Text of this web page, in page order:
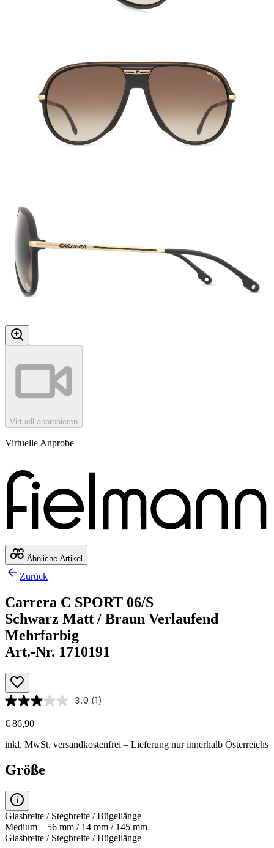
Virtuell anprobieren
Virtuelle Anprobe
Ähnliche Artikel
Zurück
Carrera C SPORT 06/S
Schwarz Matt / Braun Verlaufend
Mehrfarbig
Art.-Nr. 1710191
3.0 (1)
€ 86,90
inkl. MwSt. versandkostenfrei – Lieferung nur innerhalb Österreichs
Größe
Glasbreite / Stegbreite / Bügellänge
Medium – 56 mm / 14 mm / 145 mm
Glasbreite / Stegbreite / Bügellänge